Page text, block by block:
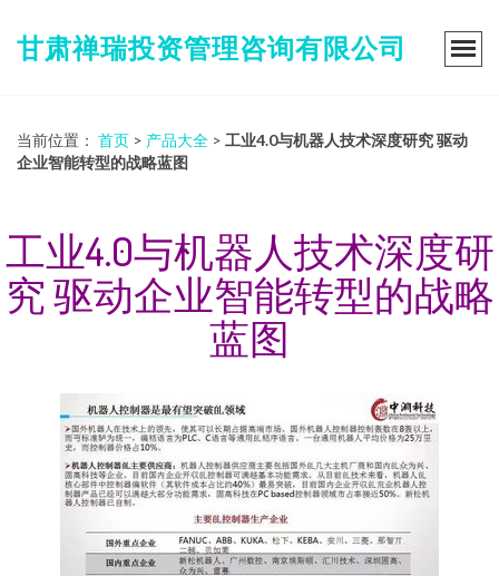
甘肃禅瑞投资管理咨询有限公司
当前位置： 首页 > 产品大全 > 工业4.0与机器人技术深度研究 驱动
企业智能转型的战略蓝图
工业4.0与机器人技术深度研
究 驱动企业智能转型的战略
蓝图